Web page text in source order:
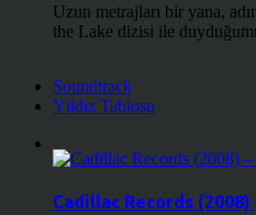
Uzun metrajları bir yana,
the Lake dizisi ile
Soundtrack
Yıldız Tablosu
Cadillac Records